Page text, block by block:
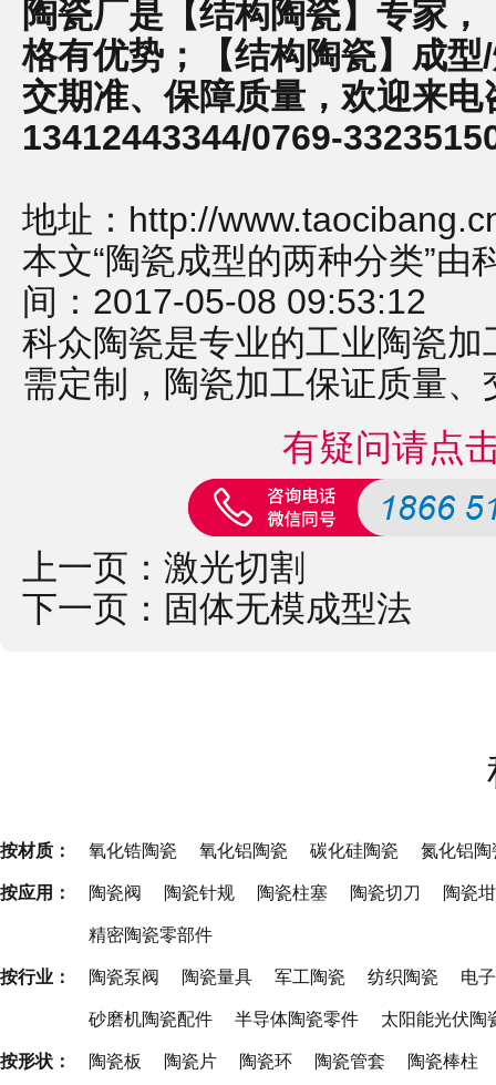
陶瓷厂是【结构陶瓷】专家
格有优势；【结构陶瓷】成
交期准、保障质量，欢迎来电
13412443344/0769-
地址： http://
本文“陶瓷成型的两种分类”
间：2017-05-08 09:53:12
科众陶瓷是专业的工业陶瓷加
需定制， 陶瓷加工保证质量、
有疑问请点
上一页： 激光切割
下一页： 固体无模成型法
按材质： 氧化锆陶瓷 氧化铝陶瓷 碳化硅陶瓷 氮化铝陶
按应用： 陶瓷阀 陶瓷针规 陶瓷柱塞 陶瓷切刀 陶瓷
精密陶瓷零部件
按行业： 陶瓷泵阀 陶瓷量具 军工陶瓷 纺织陶瓷 电
砂磨机陶瓷配件 半导体陶瓷零件 太阳能光伏陶
按形状： 陶瓷板 陶瓷片 陶瓷环 陶瓷管套 陶瓷棒柱